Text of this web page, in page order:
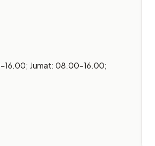
Jumat: 08.00–16.00;